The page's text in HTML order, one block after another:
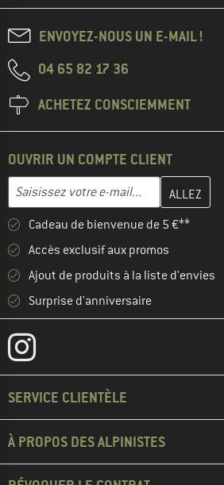
ENVOYEZ-NOUS UN E-MAIL !
04 65 82 17 36
ACHETEZ CONSCIEMMENT
OUVRIR UN COMPTE CLIENT
Adresse e-mail
Entrez votre adresse e-mail ici et
Cadeau de bienvenue de 5 €**
Accès exclusif aux promos
Ajout de produits à la liste d'envies
Surprise d'anniversaire
SERVICE CLIENTÈLE
À PROPOS DES ALPINISTES